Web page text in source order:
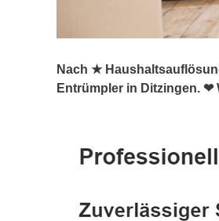
Nach ★
Entrümpler in Ditzingen.